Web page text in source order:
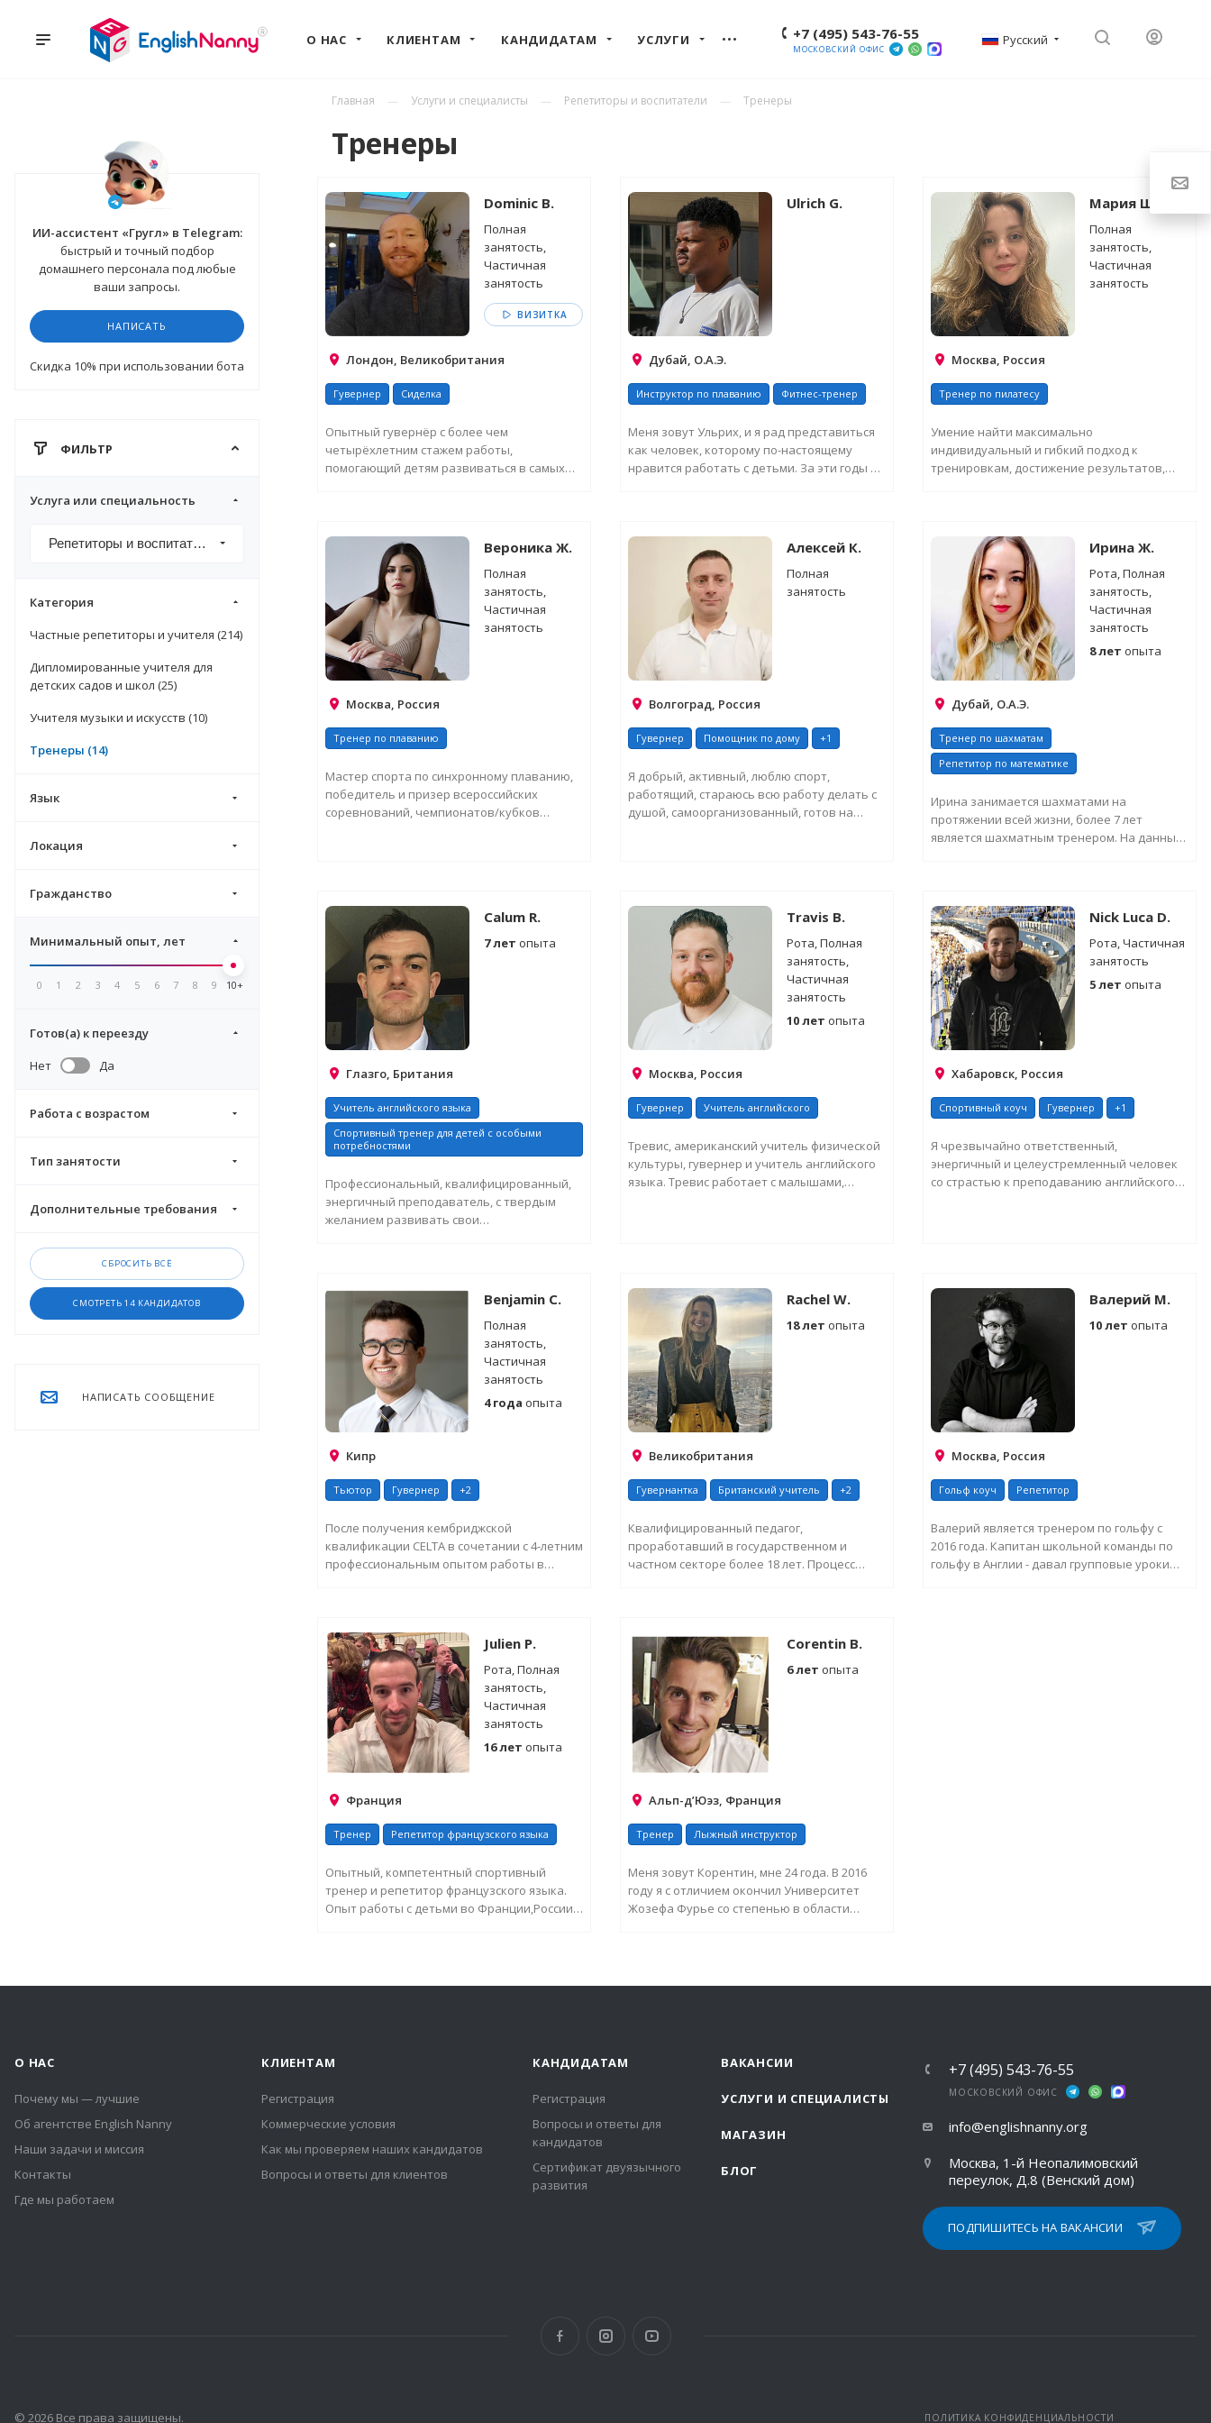
+7 (495) 543-76-55
МОСКОВСКИЙ ОФИС
Русский
О НАС КЛИЕНТАМ КАНДИДАТАМ УСЛУГИ
ИИ-ассистент «Гругл» в Telegram:
быстрый и точный подбор
домашнего персонала под любые
ваши запросы.
НАПИСАТЬ
Cкидка 10% при использовании бота
ФИЛЬТР
Услуга или специальность
Репетиторы и воспитатели
Категория
Частные репетиторы и учителя (214)
Дипломированные учителя для
детских садов и школ (25)
Учителя музыки и искусств (10)
Тренеры (14)
Язык
Локация
Гражданство
Минимальный опыт, лет
0 1 2 3 4 5 6 7 8 9 10+
Готов(а) к переезду
Нет
Да
Работа с возрастом
Тип занятости
Дополнительные требования
СБРОСИТЬ ВСЁ
СМОТРЕТЬ 14 КАНДИДАТОВ
НАПИСАТЬ СООБЩЕНИЕ
Главная Услуги и специалисты Репетиторы и воспитатели Тренеры
Тренеры
Dominic B.
Полная
занятость,
Частичная
занятость
ВИЗИТКА
Лондон, Великобритания
Гувернер Сиделка
Опытный гувернёр с более чем
четырёхлетним стажем работы,
помогающий детям развиваться в самых
Ulrich G.
Дубай, О.А.Э.
Инструктор по плаванию Фитнес-тренер
Меня зовут Ульрих, и я рад представиться
как человек, которому по-настоящему
нравится работать с детьми. За эти годы я
Мария Ш.
Полная
занятость,
Частичная
занятость
Москва, Россия
Тренер по пилатесу
Умение найти максимально
индивидуальный и гибкий подход к
тренировкам, достижение результатов,
Вероника Ж.
Полная
занятость,
Частичная
занятость
Москва, Россия
Тренер по плаванию
Мастер спорта по синхронному плаванию,
победитель и призер всероссийских
соревнований, чемпионатов/кубков
Алексей К.
Полная
занятость
Волгоград, Россия
Гувернер Помощник по дому +1
Я добрый, активный, люблю спорт,
работящий, стараюсь всю работу делать с
душой, самоорганизованный, готов на
Ирина Ж.
Рота, Полная
занятость,
Частичная
занятость
8 лет опыта
Дубай, О.А.Э.
Тренер по шахматам
Репетитор по математике
Ирина занимается шахматами на
протяжении всей жизни, более 7 лет
является шахматным тренером. На данный
Calum R.
7 лет опыта
Глазго, Британия
Учитель английского языка
Спортивный тренер для детей с особыми
потребностями
Профессиональный, квалифицированный,
энергичный преподаватель, с твердым
желанием развивать свои
Travis B.
Рота, Полная
занятость,
Частичная
занятость
10 лет опыта
Москва, Россия
Гувернер Учитель английского
Тревис, американский учитель физической
культуры, гувернер и учитель английского
языка. Тревис работает с малышами,
Nick Luca D.
Рота, Частичная
занятость
5 лет опыта
Хабаровск, Россия
Спортивный коуч Гувернер +1
Я чрезвычайно ответственный,
энергичный и целеустремленный человек
со страстью к преподаванию английского
Benjamin C.
Полная
занятость,
Частичная
занятость
4 года опыта
Кипр
Тьютор Гувернер +2
После получения кембриджской
квалификации CELTA в сочетании с 4-летним
профессиональным опытом работы в
Rachel W.
18 лет опыта
Великобритания
Гувернантка Британский учитель +2
Квалифицированный педагог,
проработавший в государственном и
частном секторе более 18 лет. Процесс
Валерий М.
10 лет опыта
Москва, Россия
Гольф коуч Репетитор
Валерий является тренером по гольфу с
2016 года. Капитан школьной команды по
гольфу в Англии - давал групповые уроки
Julien P.
Рота, Полная
занятость,
Частичная
занятость
16 лет опыта
Франция
Тренер Репетитор французского языка
Опытный, компетентный спортивный
тренер и репетитор французского языка.
Опыт работы с детьми во Франции,России и
Corentin B.
6 лет опыта
Альп-д’Юэз, Франция
Тренер Лыжный инструктор
Меня зовут Корентин, мне 24 года. В 2016
году я с отличием окончил Университет
Жозефа Фурье со степенью в области
О НАС
Почему мы — лучшие
Об агентстве English Nanny
Наши задачи и миссия
Контакты
Где мы работаем
КЛИЕНТАМ
Регистрация
Коммерческие условия
Как мы проверяем наших кандидатов
Вопросы и ответы для клиентов
КАНДИДАТАМ
Регистрация
Вопросы и ответы для
кандидатов
Сертификат двуязычного
развития
ВАКАНСИИ
УСЛУГИ И СПЕЦИАЛИСТЫ
МАГАЗИН
БЛОГ
+7 (495) 543-76-55
МОСКОВСКИЙ ОФИС
info@englishnanny.org
Москва, 1-й Неопалимовский
переулок, Д.8 (Венский дом)
ПОДПИШИТЕСЬ НА ВАКАНСИИ
ПОЛИТИКА КОНФИДЕНЦИАЛЬНОСТИ
© 2026 Все права защищены.